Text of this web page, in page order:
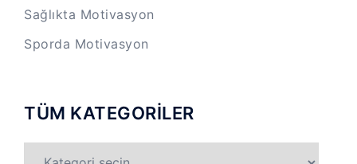
Sağlıkta Motivasyon
Sporda Motivasyon
TÜM KATEGORİLER